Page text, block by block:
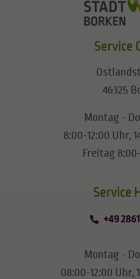
Service
46325
Montag -
8:00-12:00 Uhr,
Freitag
​​​​​​​Service
+49
Montag -
08:00-12:00 Uhr,